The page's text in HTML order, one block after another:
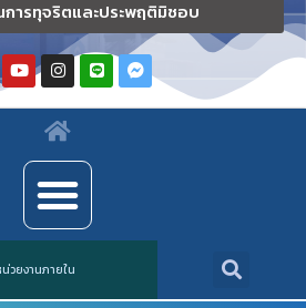
การทุจริตและประพฤติมิชอบ
วยงานภายใน